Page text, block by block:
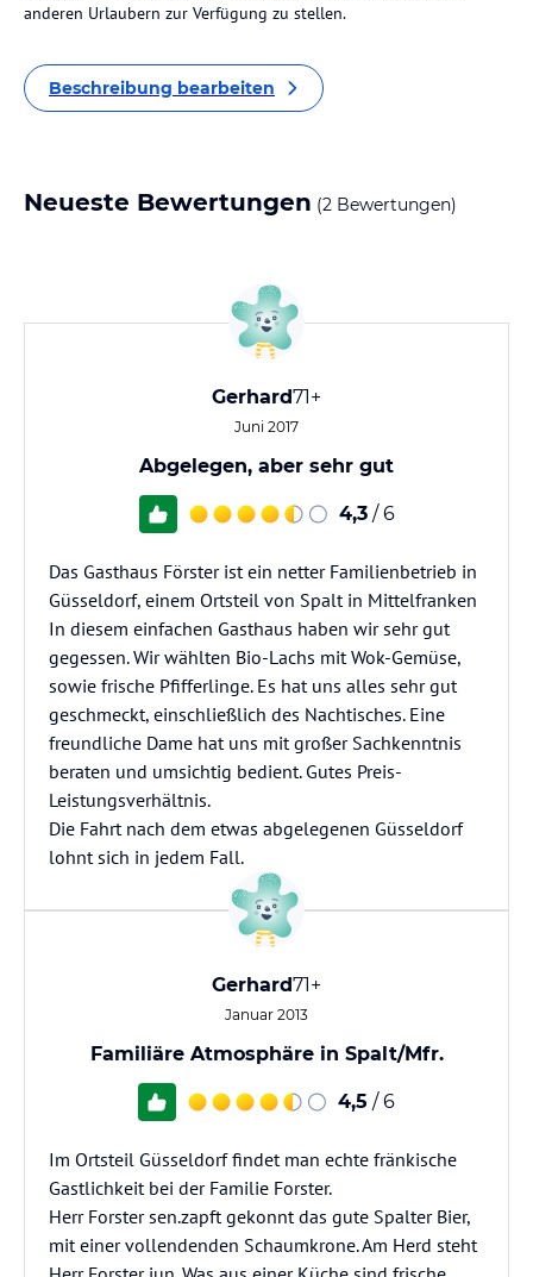
anderen Urlaubern zur Verfügung zu stellen.
Beschreibung bearbeiten
Neueste Bewertungen (2 Bewertungen)
Gerhard71+
Juni 2017
Abgelegen, aber sehr gut
4,3 / 6
Das Gasthaus Förster ist ein netter Familienbetrieb in
Güsseldorf, einem Ortsteil von Spalt in Mittelfranken
In diesem einfachen Gasthaus haben wir sehr gut
gegessen. Wir wählten Bio-Lachs mit Wok-Gemüse,
sowie frische Pfifferlinge. Es hat uns alles sehr gut
geschmeckt, einschließlich des Nachtisches. Eine
freundliche Dame hat uns mit großer Sachkenntnis
beraten und umsichtig bedient. Gutes Preis-
Leistungsverhältnis.
Die Fahrt nach dem etwas abgelegenen Güsseldorf
lohnt sich in jedem Fall.
Gerhard71+
Januar 2013
Familiäre Atmosphäre in Spalt/Mfr.
4,5 / 6
Im Ortsteil Güsseldorf findet man echte fränkische
Gastlichkeit bei der Familie Forster.
Herr Forster sen.zapft gekonnt das gute Spalter Bier,
mit einer vollendenden Schaumkrone. Am Herd steht